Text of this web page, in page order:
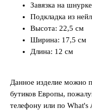
Завязка на шнурке
Подкладка из
Высота: 22,5 см
Ширина: 17,5 см
Длина: 12 см
Данное изделие можно
бутиков Европы,
телефону или по